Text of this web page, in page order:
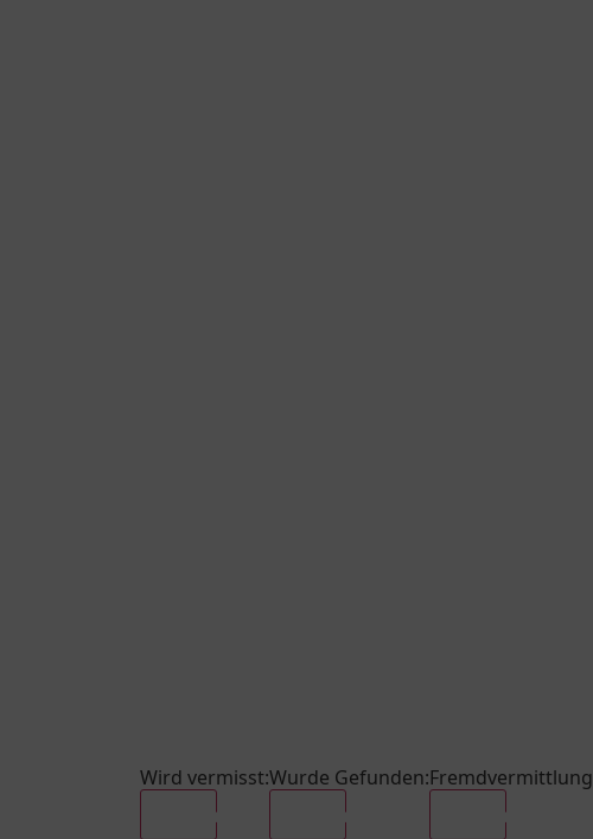
Wird vermisst:Wurde Gefunden:Fremdvermittlung